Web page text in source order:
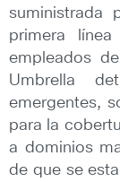
suministrada
primera
empleados
Umbrella
emergentes,
para la
a dominios
de que se